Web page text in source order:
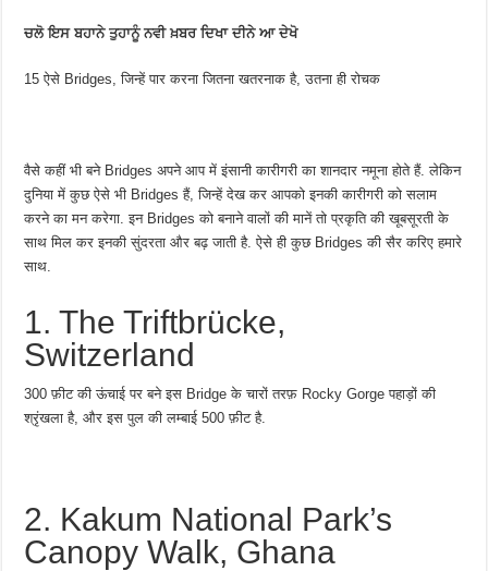
ਚਲੋ ਇਸ ਬਹਾਨੇ ਤੁਹਾਨੂੰ ਨਵੀ ਖ਼ਬਰ ਦਿਖਾ ਦੀਨੇ ਆ ਦੇਖੋ
15 ऐसे Bridges, जिन्हें पार करना जितना खतरनाक है, उतना ही रोचक
वैसे कहीं भी बने Bridges अपने आप में इंसानी कारीगरी का शानदार नमूना होते हैं. लेकिन
दुनिया में कुछ ऐसे भी Bridges हैं, जिन्हें देख कर आपको इनकी कारीगरी को सलाम
करने का मन करेगा. इन Bridges को बनाने वालों की मानें तो प्रकृति की खूबसूरती के
साथ मिल कर इनकी सुंदरता और बढ़ जाती है. ऐसे ही कुछ Bridges की सैर करिए हमारे
साथ.
1. The Triftbrücke,
Switzerland
300 फ़ीट की ऊंचाई पर बने इस Bridge के चारों तरफ़ Rocky Gorge पहाड़ों की
श्रृंखला है, और इस पुल की लम्बाई 500 फ़ीट है.
2. Kakum National Park’s
Canopy Walk, Ghana